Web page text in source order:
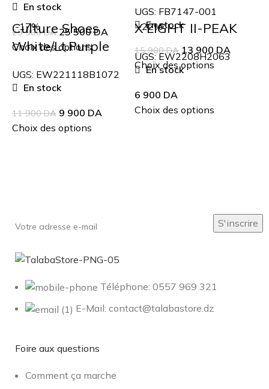
En stock
29 900DA 25 500DA
Choix des options
UGS: FB7147-001
En stock
15 900DA 13 900 DA
Choix des options
-17%
Culture Shoes
White/Lt.Purple
UGS: EW221118B1072
En stock
11 900DA 9 900 DA
Choix des options
-22%
X LIGHT II-PEAK
UGS:EW2208H2063
En stock
6 900 DA
Choix des options
Téléphone: 0557 969 321
E-Mail: contact@talabastore.dz
Foire aux questions
Comment ça marche